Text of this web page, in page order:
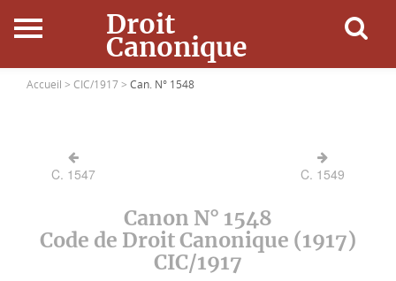
Droit
Canonique
Accueil
Ressources
Accueil > CIC/1917 > Can. N° 1548
C. 1547 C. 1549
Canon N° 1548
Code de Droit Canonique (1917)
CIC/1917